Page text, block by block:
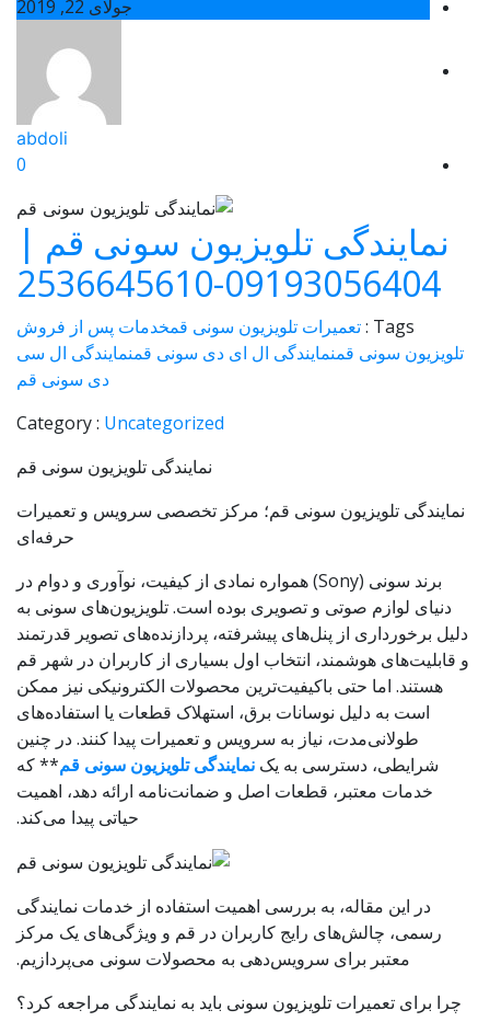
جولای 22, 2019
abdoli
0
نمایندگی تلویزیون سونی قم |
09193056404-2536645610
Tags : تعمیرات تلویزیون سونی قمخدمات پس از فروش
تلویزیون سونی قمنمایندگی ال ای دی سونی قمنمایندگی ال سی
دی سونی قم
Category : Uncategorized
نمایندگی تلویزیون سونی قم
نمایندگی تلویزیون سونی قم؛ مرکز تخصصی سرویس و تعمیرات
حرفه‌ای
برند سونی (Sony) همواره نمادی از کیفیت، نوآوری و دوام در
دنیای لوازم صوتی و تصویری بوده است. تلویزیون‌های سونی به
دلیل برخورداری از پنل‌های پیشرفته، پردازنده‌های تصویر قدرتمند
و قابلیت‌های هوشمند، انتخاب اول بسیاری از کاربران در شهر قم
هستند. اما حتی باکیفیت‌ترین محصولات الکترونیکی نیز ممکن
است به دلیل نوسانات برق، استهلاک قطعات یا استفاده‌های
طولانی‌مدت، نیاز به سرویس و تعمیرات پیدا کنند. در چنین
شرایطی، دسترسی به یک نمایندگی تلویزیون سونی قم** که
خدمات معتبر، قطعات اصل و ضمانت‌نامه ارائه دهد، اهمیت
حیاتی پیدا می‌کند.
در این مقاله، به بررسی اهمیت استفاده از خدمات نمایندگی
رسمی، چالش‌های رایج کاربران در قم و ویژگی‌های یک مرکز
معتبر برای سرویس‌دهی به محصولات سونی می‌پردازیم.
چرا برای تعمیرات تلویزیون سونی باید به نمایندگی مراجعه کرد؟